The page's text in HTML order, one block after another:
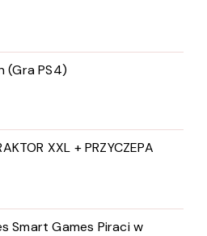
(Gra PS4)
XXL + PRZYCZEPA
Smart Games Piraci w